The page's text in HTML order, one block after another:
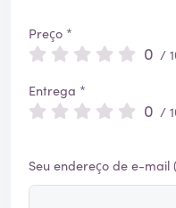
Preço *
0 /
Entrega *
0 /
Seu endereço de e-mail